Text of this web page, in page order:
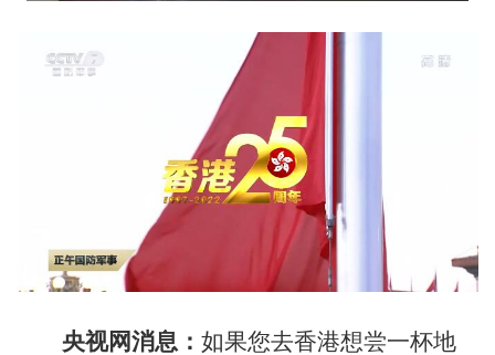
央视网消息： 如果您去香港想尝一杯地